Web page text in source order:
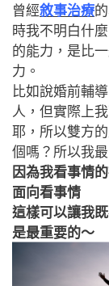
曾經敘事治療
時我不明白什
的能力，是比
力。
比如說婚前輔
人，但實際上
耶，所以雙方
個嗎？所以我
因為我看事情
面向看事情
這樣可以讓我
是最重要的～